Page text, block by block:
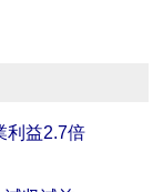
利益2.7倍